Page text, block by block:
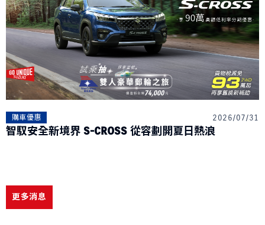
購車優惠 2026/07/31
智馭安全新境界 S-CROSS 從容劃開夏日熱浪
更多消息